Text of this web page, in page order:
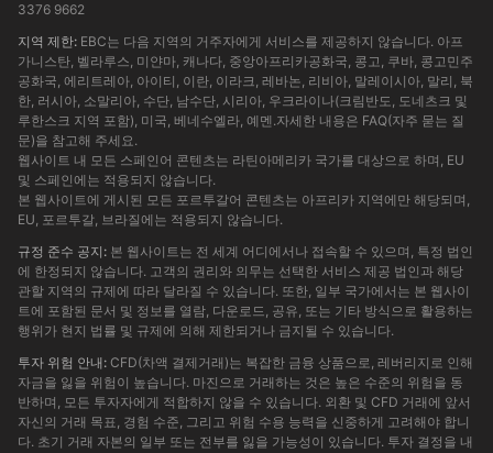
3376 9662
지역 제한: EBC는 다음 지역의 거주자에게 서비스를 제공하지 않습니다. 아프
가니스탄, 벨라루스, 미얀마, 캐나다, 중앙아프리카공화국, 콩고, 쿠바, 콩고민주
공화국, 에리트레아, 아이티, 이란, 이라크, 레바논, 리비아, 말레이시아, 말리, 북
한, 러시아, 소말리아, 수단, 남수단, 시리아, 우크라이나(크림반도, 도네츠크 및
루한스크 지역 포함), 미국, 베네수엘라, 예멘.자세한 내용은 FAQ(자주 묻는 질
문)을 참고해 주세요.
웹사이트 내 모든 스페인어 콘텐츠는 라틴아메리카 국가를 대상으로 하며, EU
및 스페인에는 적용되지 않습니다.
본 웹사이트에 게시된 모든 포르투갈어 콘텐츠는 아프리카 지역에만 해당되며,
EU, 포르투갈, 브라질에는 적용되지 않습니다.
규정 준수 공지: 본 웹사이트는 전 세계 어디에서나 접속할 수 있으며, 특정 법인
에 한정되지 않습니다. 고객의 권리와 의무는 선택한 서비스 제공 법인과 해당
관할 지역의 규제에 따라 달라질 수 있습니다. 또한, 일부 국가에서는 본 웹사이
트에 포함된 문서 및 정보를 열람, 다운로드, 공유, 또는 기타 방식으로 활용하는
행위가 현지 법률 및 규제에 의해 제한되거나 금지될 수 있습니다.
투자 위험 안내: CFD(차액 결제거래)는 복잡한 금융 상품으로, 레버리지로 인해
자금을 잃을 위험이 높습니다. 마진으로 거래하는 것은 높은 수준의 위험을 동
반하며, 모든 투자자에게 적합하지 않을 수 있습니다. 외환 및 CFD 거래에 앞서
자신의 거래 목표, 경험 수준, 그리고 위험 수용 능력을 신중하게 고려해야 합니
다. 초기 거래 자본의 일부 또는 전부를 잃을 가능성이 있습니다. 투자 결정을 내